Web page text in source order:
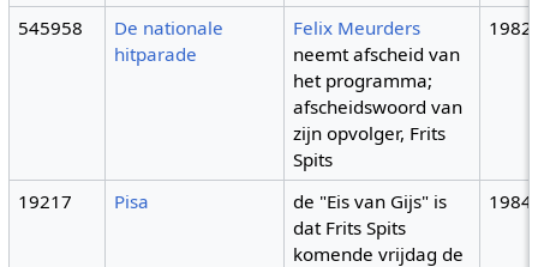
545958
De nationale
hitparade
Felix Meurders
neemt afscheid van
het programma;
afscheidswoord van
zijn opvolger, Frits
Spits
1982
19217 Pisa
de "Eis van Gijs" is
dat Frits Spits
komende vrijdag de
1984